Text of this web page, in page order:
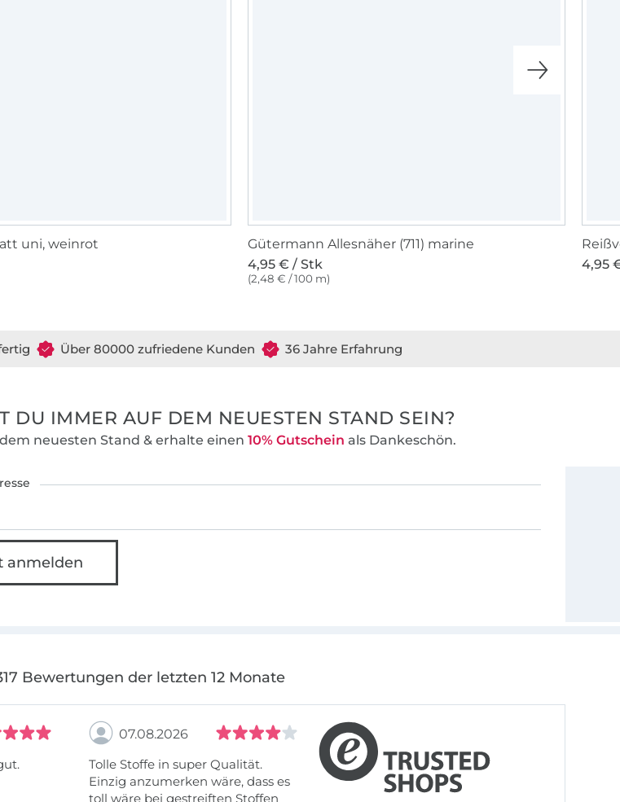
uni, weinrot
Gütermann Allesnäher (711) marine
4,95 € / Stk
(2,48 € / 100 m)
4,95
Über 80000 zufriedene Kunden 36 Jahre Erfahrung
DU IMMER AUF DEM NEUESTEN STAND SEIN?
neuesten Stand & erhalte einen 10% Gutschein als Dankeschön.
anmelden
Bewertungen der letzten 12 Monate
07.08.2026
Tolle Stoffe in super Qualität.
Einzig anzumerken wäre, dass es
toll wäre bei gestreiften Stoffen